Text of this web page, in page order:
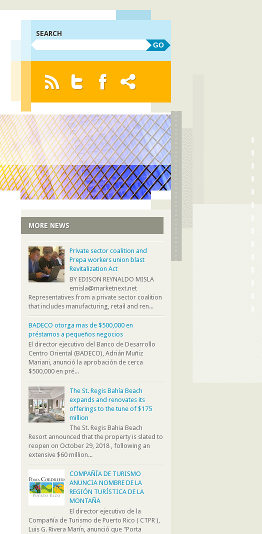
SEARCH
GO
MORE NEWS
Private sector coalition and
Prepa workers union blast
Revitalization Act
BY EDISON REYNALDO MISLA
emisla@marketnext.net
Representatives from a private sector coalition
that includes manufacturing, retail and ren...
BADECO otorga mas de $500,000 en
préstamos a pequeños negocios
El director ejecutivo del Banco de Desarrollo
Centro Oriental (BADECO), Adrián Muñiz
Mariani, anunció la aprobación de cerca
$500,000 en pré...
The St. Regis Bahía Beach
expands and renovates its
offerings to the tune of $175
million
The St. Regis Bahia Beach
Resort announced that the property is slated to
reopen on October 29, 2018 , following an
extensive $60 million...
COMPAÑÍA DE TURISMO
ANUNCIA NOMBRE DE LA
REGIÓN TURÍSTICA DE LA
MONTAÑA
El director ejecutivo de la
Compañía de Turismo de Puerto Rico ( CTPR ),
Luis G. Rivera Marín, anunció que "Porta